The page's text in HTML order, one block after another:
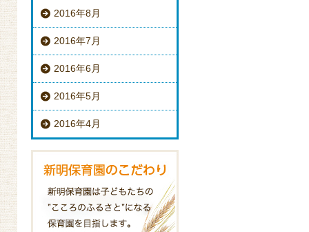
2016年8月
2016年7月
2016年6月
2016年5月
2016年4月